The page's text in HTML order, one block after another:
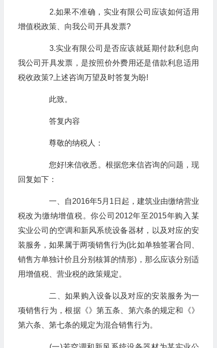
2.如果不准确，实业有限公司应该如何适用
增值税政策、向我公司开具发票?
3.实业有限公司是否应该就延期付款利息向
我公司开具发票，是按照价外费用还是借款利息适用
税收政策?上述咨询万望及时答复为盼!
此致。
答复内容
尊敬的纳税人：
您好!来信收悉。根据您来信咨询的问题，现
回复如下：
一、自2016年5月1日起，建筑业由缴纳营业
税改为缴纳增值税。你公司2012年至2015年购入某
实业公司的空调和新风系统设备器材，以及对应的安
装服务，如果属于两项销售行为(比如单独签署合同、
销售方单独计价且分别核算的情形)，那么应该分别适
用增值税、营业税的政策规定。
二、如果购入设备以及对应的安装服务为一
项销售行为，根据《》第五条、第六条的规定和《》
第六条、第七条的规定为混合销售行为。